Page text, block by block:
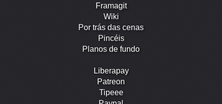
Framagit
Wiki
Por trás das cenas
Pincéis
Planos de fundo
Liberapay
Patreon
Tipeee